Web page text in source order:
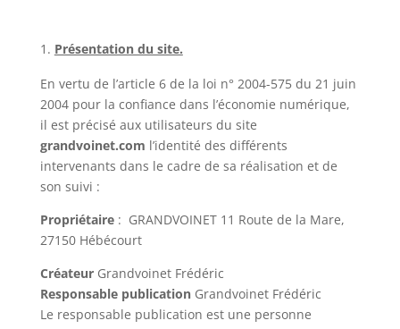
Présentation du site.
En vertu de l’article 6 de la loi n° 2004-575 du 21 juin
2004 pour la confiance dans l’économie numérique,
il est précisé aux utilisateurs du site
grandvoinet.com l’identité des différents
intervenants dans le cadre de sa réalisation et de
son suivi :
Propriétaire: GRANDVOINET 11 Route de la Mare,
27150 Hébécourt
CréateurGrandvoinet Frédéric
Responsable publicationGrandvoinet Frédéric
Le responsable publication est une personne